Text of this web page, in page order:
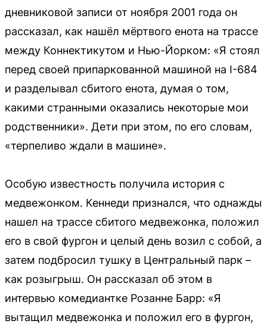
дневниковой записи от ноября 2001 года он
рассказал, как нашёл мёртвого енота на трассе
между Коннектикутом и Нью-Йорком: «Я стоял
перед своей припаркованной машиной на I-684
и разделывал сбитого енота, думая о том,
какими странными оказались некоторые мои
родственники». Дети при этом, по его словам,
«терпеливо ждали в машине».
Особую известность получила история с
медвежонком. Кеннеди признался, что однажды
нашел на трассе сбитого медвежонка, положил
его в свой фургон и целый день возил с собой, а
затем подбросил тушку в Центральный парк –
как розыгрыш. Он рассказал об этом в
интервью комедиантке Розанне Барр: «Я
вытащил медвежонка и положил его в фургон,